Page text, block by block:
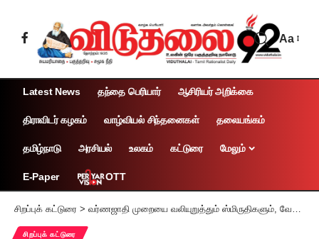
Aa
Latest News தந்தை பெரியார் ஆசிரியர் அறிக்கை
திராவிடர் கழகம் வாழ்வியல் சிந்தனைகள் தலையங்கம்
தமிழ்நாடு அரசியல் உலகம் கட்டுரை மேலும்
E-Paper OTT
சிறப்புக் கட்டுரை > வர்ணஜாதி முறையை வலியுறுத்தும் ஸ்மிருதிகளும், வேதங்களும், பகவத் கீதையும்
சிறப்புக் கட்டுரை